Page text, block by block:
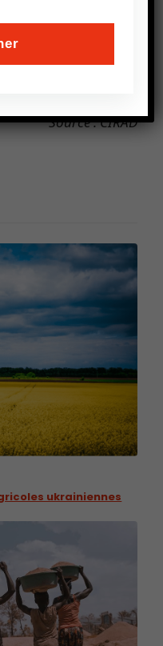
sur les
Source : CIRAD
ukrainiennes